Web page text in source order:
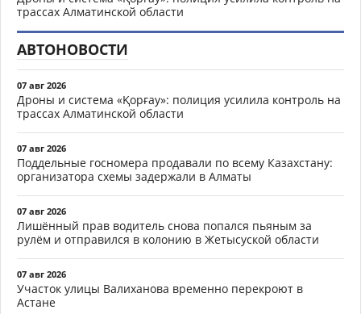
трассах Алматинской области
АВТОНОВОСТИ
07 авг 2026
Дроны и система «Қорғау»: полиция усилила контроль на
трассах Алматинской области
07 авг 2026
Поддельные госномера продавали по всему Казахстану:
организатора схемы задержали в Алматы
07 авг 2026
Лишённый прав водитель снова попался пьяным за
рулём и отправился в колонию в Жетысуской области
07 авг 2026
Участок улицы Валиханова временно перекроют в
Астане